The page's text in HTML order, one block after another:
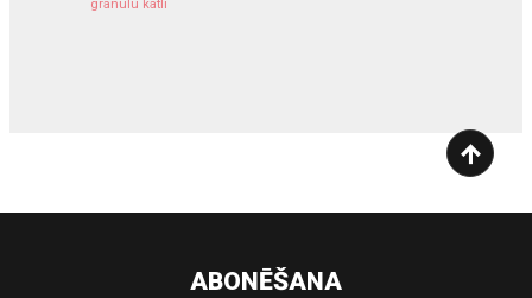
granulu katli
ABONĒŠANA